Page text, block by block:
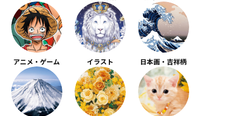
アニメ・ゲーム イラスト 日本画・吉祥柄